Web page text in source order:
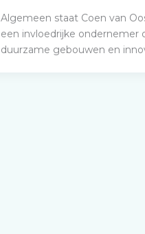
Algemeen staat Coen van
een invloedrijke ondernemer
duurzame gebouwen en